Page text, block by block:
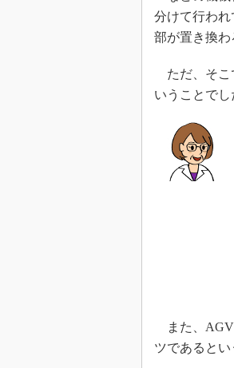
分けて行わ
部が置き換わ
ただ、そこ
いうことでし
また、AGV
ツであるとい